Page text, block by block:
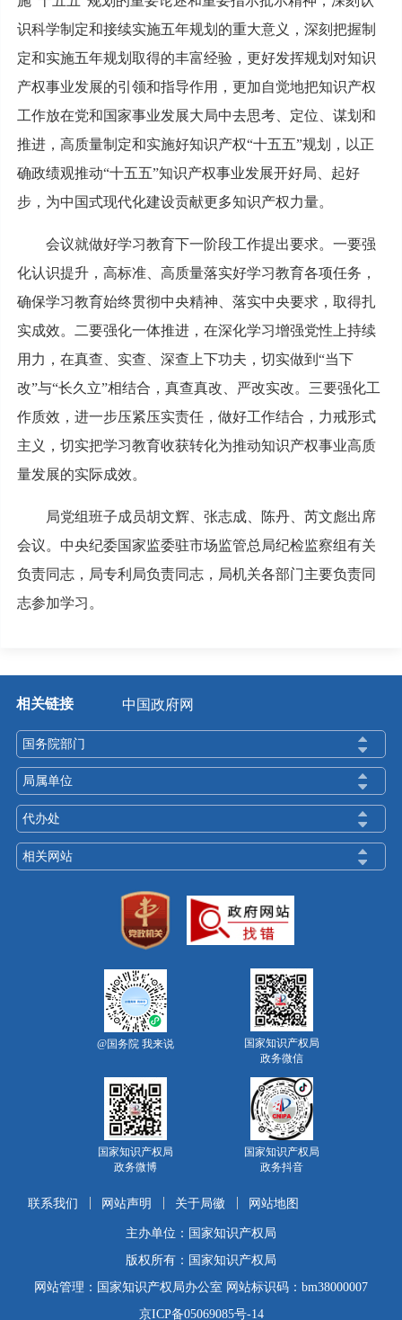
识科学制定和接续实施五年规划的重大意义，深刻把握制
定和实施五年规划取得的丰富经验，更好发挥规划对知识
产权事业发展的引领和指导作用，更加自觉地把知识产权
工作放在党和国家事业发展大局中去思考、定位、谋划和
推进，高质量制定和实施好知识产权“十五五”规划，以正
确政绩观推动“十五五”知识产权事业发展开好局、起好
步，为中国式现代化建设贡献更多知识产权力量。
会议就做好学习教育下一阶段工作提出要求。一要强
化认识提升，高标准、高质量落实好学习教育各项任务，
确保学习教育始终贯彻中央精神、落实中央要求，取得扎
实成效。二要强化一体推进，在深化学习增强党性上持续
用力，在真查、实查、深查上下功夫，切实做到“当下
改”与“长久立”相结合，真查真改、严改实改。三要强化工
作质效，进一步压紧压实责任，做好工作结合，力戒形式
主义，切实把学习教育收获转化为推动知识产权事业高质
量发展的实际成效。
局党组班子成员胡文辉、张志成、陈丹、芮文彪出席
会议。中央纪委国家监委驻市场监管总局纪检监察组有关
负责同志，局专利局负责同志，局机关各部门主要负责同
志参加学习。
相关链接 中国政府网
国务院部门
局属单位
代办处
相关网站
@国务院 我来说
国家知识产权局
政务微信
国家知识产权局
政务微博
国家知识产权局
政务抖音
联系我们 网站声明 关于局徽 网站地图
主办单位：国家知识产权局
版权所有：国家知识产权局
网站管理：国家知识产权局办公室 网站标识码：bm38000007
京ICP备05069085号-14